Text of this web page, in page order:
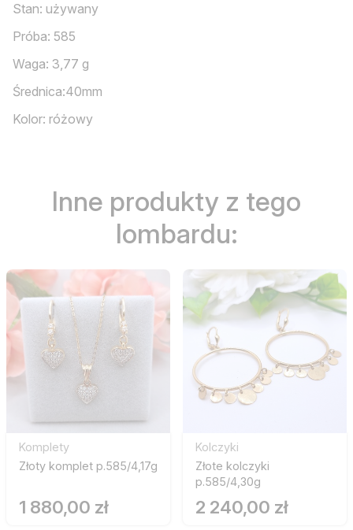
Stan: używany
Próba: 585
Waga: 3,77 g
Średnica:40mm
Kolor: różowy
Inne produkty z tego
lombardu:
Komplety
Złoty komplet p.585/4,17g
1 880,00 zł
Kolczyki
Złote kolczyki
p.585/4,30g
2 240,00 zł